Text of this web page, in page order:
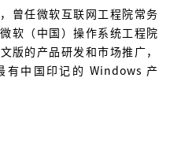
曾任微软互联网工程院常务
软（中国）操作系统工程院
版的产品研发和市场推广，
有中国印记的 Windows 产